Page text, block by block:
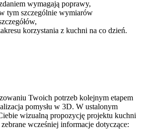
wymagają poprawy,
tym szczególnie wymiarów
korzystania z kuchni na co dzień.
Twoich potrzeb kolejnym etapem
pomysłu w 3D. W ustalonym
wizualną propozycję projektu kuchni
wcześniej informacje dotyczące: